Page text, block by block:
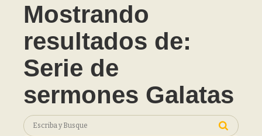
Mostrando
resultados de:
Serie de
sermones Galatas